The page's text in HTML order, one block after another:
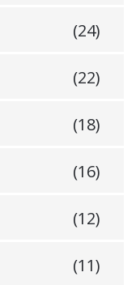
(24)
(22)
(18)
(16)
(12)
(11)